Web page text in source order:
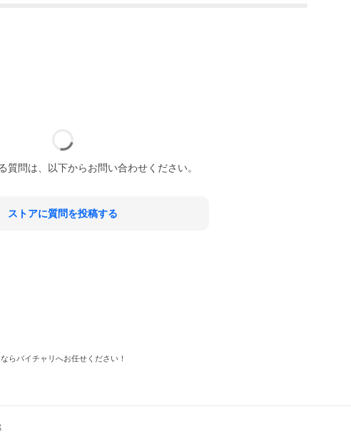
質問は、以下からお問い合わせください。
ストアに質問を投稿する
らバイチャリへお任せください！